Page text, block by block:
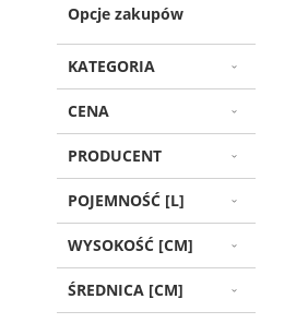
Opcje zakupów
KATEGORIA
CENA
PRODUCENT
POJEMNOŚĆ [L]
WYSOKOŚĆ [CM]
ŚREDNICA [CM]